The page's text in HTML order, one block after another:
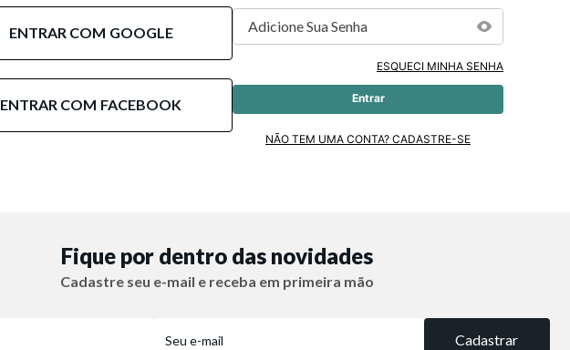
ENTRAR COM GOOGLE
ENTRAR COM FACEBOOK
ESQUECI MINHA SENHA
Entrar
NÃO TEM UMA CONTA? CADASTRE-SE
Fique por dentro das novidades
Cadastre seu e-mail e receba em primeira mão
Cadastrar